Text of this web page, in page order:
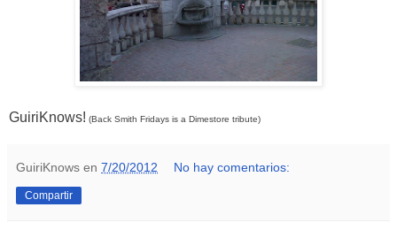
GuiriKnows! (Back Smith Fridays is a Dimestore tribute)
GuiriKnows en 7/20/2012 No hay comentarios:
Compartir